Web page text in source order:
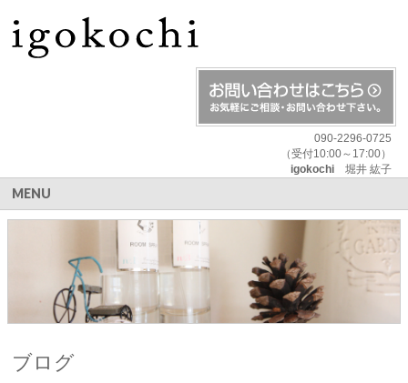
090-2296-0725
（受付10:00～17:00）
igokochi堀井 紘子
MENU
ブログ